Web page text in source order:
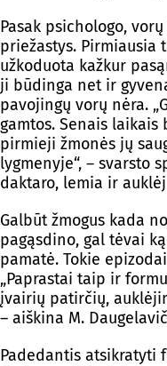
Pasak psichologo,
priežastys.
užkoduota kažkur
ji būdinga net ir
pavojingų vorų nėra.
gamtos. Senais
pirmieji žmonės jų
lygmenyje“, – svarsto
daktaro, lemia ir
Galbūt žmogus kada
pagąsdino, gal tėvai
pamatė. Tokie
„Paprastai taip ir
įvairių patirčių,
– aiškina M.
Padedantis atsikratyti